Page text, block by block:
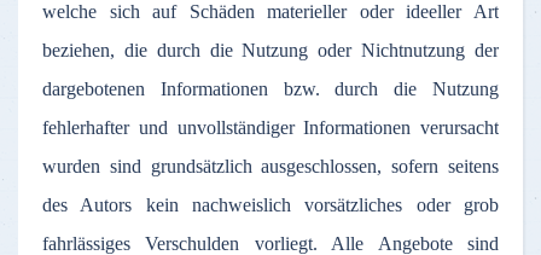
welche
sich auf Schäden materieller oder ideellerArt
beziehen, die durch dieNutzung oder Nichtnutzung der
dargebotenen
Informationen bzw.durch dieNutzung
fehlerhafterund unvollständiger Informationen verursacht
wurden sind grundsätzlich ausgeschlossen,sofern seitens
des Autors kein nachweislich vorsätzliches oder
grob
fahrlässiges
Verschulden vorliegt. Alle Angebote
sind